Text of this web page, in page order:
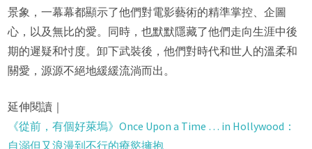
景象，一幕幕都顯示了他們對電影藝術的精準掌控、企圖
心，以及無比的愛。同時，也默默隱藏了他們走向生涯中後
期的遲疑和忖度。卸下武裝後，他們對時代和世人的溫柔和
關愛，源源不絕地緩緩流淌而出。
延伸閱讀｜
《從前，有個好萊塢》Once Upon a Time … in Hollywood：
自溺但又浪漫到不行的療慾擁抱